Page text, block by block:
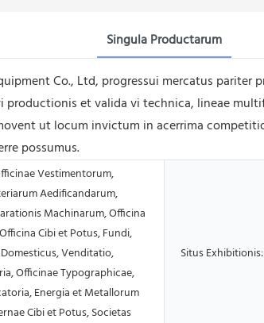
Singula Productarum
Co., Ltd, progressui mercatus
et valida vi technica, lineae
ut locum invictum in acerrima
possumus.
Vestimentorum,
Aedificandarum,
Machinarum, Officina
Cibi et Potus, Fundi,
Venditatio,
Officinae Typographicae,
Energia et Metallorum
Cibi et Potus, Societas
Situs Exhibitionis: